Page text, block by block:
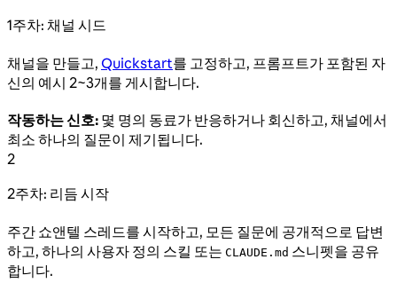
1주차: 채널 시드
채널을 만들고, Quickstart를 고정하고, 프롬프트가 포함된 자
신의 예시 2~3개를 게시합니다.
작동하는 신호: 몇 명의 동료가 반응하거나 회신하고, 채널에서
최소 하나의 질문이 제기됩니다.
2
2주차: 리듬 시작
주간 쇼앤텔 스레드를 시작하고, 모든 질문에 공개적으로 답변
하고, 하나의 사용자 정의 스킬 또는 CLAUDE.md 스니펫을 공유
합니다.